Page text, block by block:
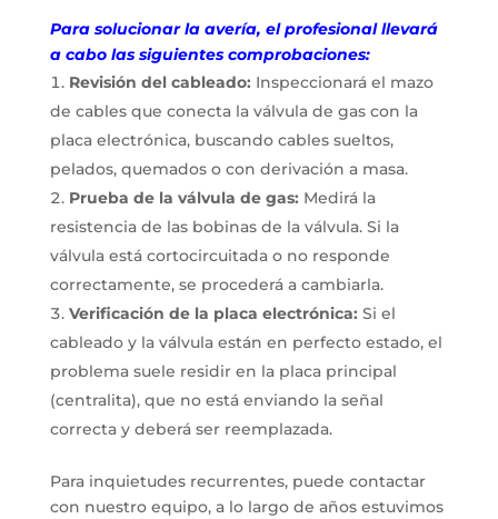
Para solucionar la avería, el profesional llevará
a cabo las siguientes comprobaciones:
Revisión del cableado: Inspeccionará el mazo
de cables que conecta la válvula de gas con la
placa electrónica, buscando cables sueltos,
pelados, quemados o con derivación a masa.
Prueba de la válvula de gas: Medirá la
resistencia de las bobinas de la válvula. Si la
válvula está cortocircuitada o no responde
correctamente, se procederá a cambiarla.
Verificación de la placa electrónica: Si el
cableado y la válvula están en perfecto estado, el
problema suele residir en la placa principal
(centralita), que no está enviando la señal
correcta y deberá ser reemplazada.
Para inquietudes recurrentes, puede contactar
con nuestro equipo, a lo largo de años estuvimos